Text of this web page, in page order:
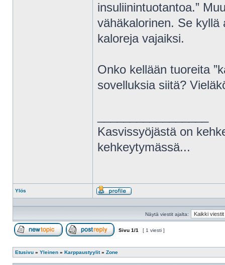
insuliinintuotantoa.”
vähäkalorinen. Se
kaloreja vajaiksi.
Onko kellään tuoreita
sovelluksia siitä?
Kasvissyöjästä on
kehkeytymässä...
Ylös
Profiili
Näytä viestit ajalta:
Sivu 1/1 [ 1 viesti ]
Etusivu » Yleinen » Karppaustyylit» Zone